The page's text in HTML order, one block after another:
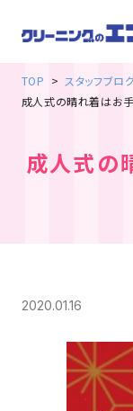
TOP
スタッフブロ
成人式の晴れ着はお
成人式の
2020.01.16